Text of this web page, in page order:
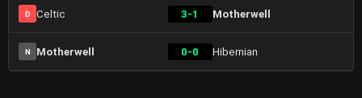
D Celtic 3-1 Motherwell
N Motherwell 0-0 Hibernian